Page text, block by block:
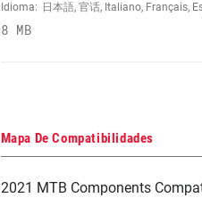
Idioma: 日本語, 官话, Italiano, Français,
8 MB
Mapa De Compatibilidades
2021 MTB Components